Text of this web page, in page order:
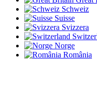
Schweiz
Suisse
Svizzera
Norge
România